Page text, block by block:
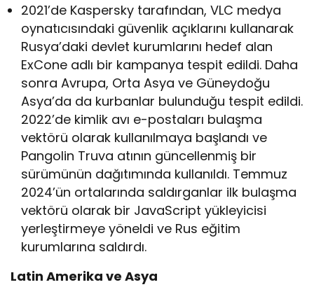
2021’de Kaspersky tarafından, VLC medya
oynatıcısındaki güvenlik açıklarını kullanarak
Rusya’daki devlet kurumlarını hedef alan
ExCone adlı bir kampanya tespit edildi. Daha
sonra Avrupa, Orta Asya ve Güneydoğu
Asya’da da kurbanlar bulunduğu tespit edildi.
2022’de kimlik avı e-postaları bulaşma
vektörü olarak kullanılmaya başlandı ve
Pangolin Truva atının güncellenmiş bir
sürümünün dağıtımında kullanıldı. Temmuz
2024’ün ortalarında saldırganlar ilk bulaşma
vektörü olarak bir JavaScript yükleyicisi
yerleştirmeye yöneldi ve Rus eğitim
kurumlarına saldırdı.
Latin Amerika ve Asya